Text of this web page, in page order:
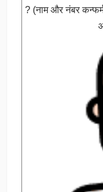
? (नाम और नंबर